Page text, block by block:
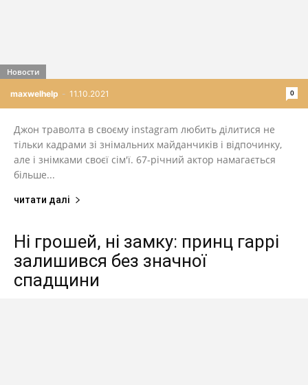
maxwelhelp - 11.10.2021 0
Новости
Джон траволта в своєму instagram любить ділитися не
тільки кадрами зі знімальних майданчиків і відпочинку,
але і знімками своєї сім'ї. 67-річний актор намагається
більше...
читати далі
Ні грошей, ні замку: принц гаррі
залишився без значної
спадщини